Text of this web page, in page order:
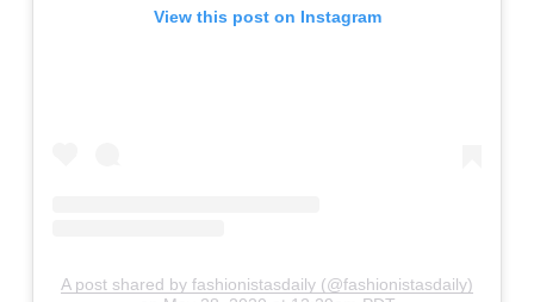
View this post on Instagram
A post shared by fashionistasdaily (@fashionistasdaily)